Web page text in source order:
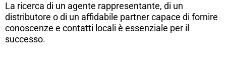
La ricerca di un agente rappresentante, di un
distributore o di un affidabile partner capace di fornire
conoscenze e contatti locali è essenziale per il
successo.